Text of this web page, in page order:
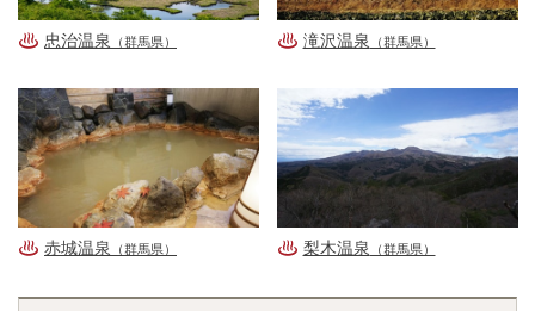
忠治温泉 （群馬県） 滝沢温泉 （群馬県）
赤城温泉 （群馬県） 梨木温泉 （群馬県）